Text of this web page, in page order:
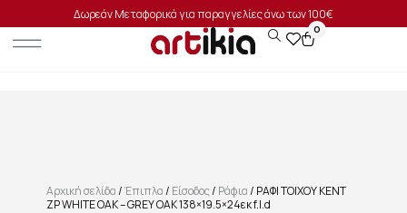
Δωρεάν Μεταφορικά για παραγγελίες άνω των 100€
0
Αρχική σελίδα/Έπιπλα/ Είσοδος/ Ράφια/ ΡΑΦΙ ΤΟΙΧΟΥ KENT
ZP WHITE OAK – GREY OAK 138×19.5×24εκ f.l.d